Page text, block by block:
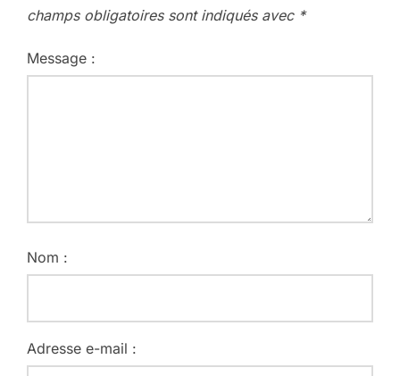
champs obligatoires sont indiqués avec *
Message :
Nom :
Adresse e-mail :